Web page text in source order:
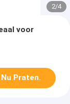
2/4
voor
Nu Praten.